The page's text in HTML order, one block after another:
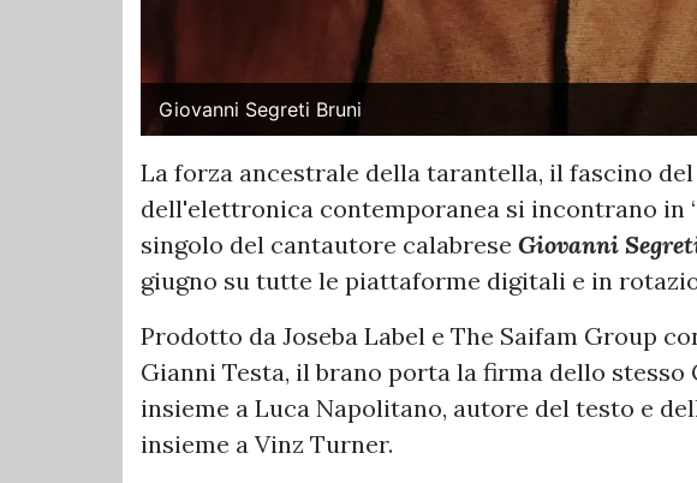
Giovanni Segreti Bruni
La forza ancestrale della tarantella, il fascino
dell'elettronica contemporanea si incontrano in
singolo del cantautore calabrese Giovanni
giugno su tutte le piattaforme digitali e in
Prodotto da Joseba Label e The Saifam Group
Gianni Testa, il brano porta la firma dello stesso
insieme a Luca Napolitano, autore del testo e
insieme a Vinz Turner.